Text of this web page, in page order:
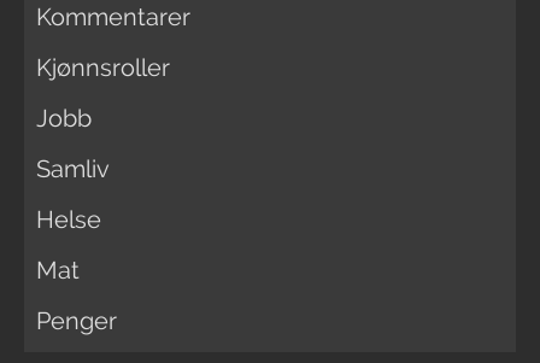
Kommentarer
Kjønnsroller
Jobb
Samliv
Helse
Mat
Penger